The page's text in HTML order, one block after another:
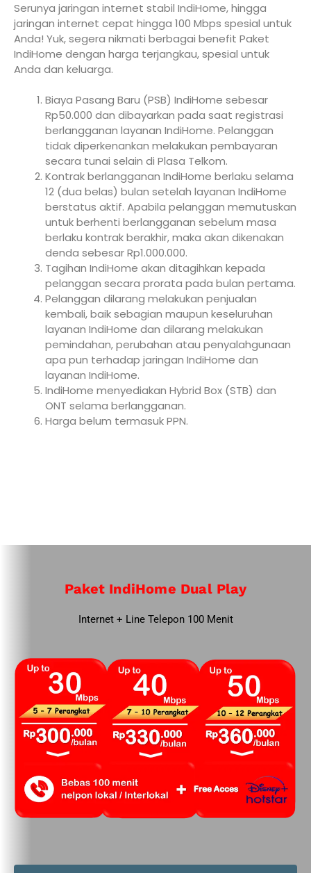
Serunya jaringan internet stabil IndiHome, hingga
jaringan internet cepat hingga 100 Mbps spesial untuk
Anda! Yuk, segera nikmati berbagai benefit Paket
IndiHome dengan harga terjangkau, spesial untuk
Anda dan keluarga.
Biaya Pasang Baru (PSB) IndiHome sebesar
Rp50.000 dan dibayarkan pada saat registrasi
berlangganan layanan IndiHome. Pelanggan
tidak diperkenankan melakukan pembayaran
secara tunai selain di Plasa Telkom.
Kontrak berlangganan IndiHome berlaku selama
12 (dua belas) bulan setelah layanan IndiHome
berstatus aktif. Apabila pelanggan memutuskan
untuk berhenti berlangganan sebelum masa
berlaku kontrak berakhir, maka akan dikenakan
denda sebesar Rp1.000.000.
Tagihan IndiHome akan ditagihkan kepada
pelanggan secara prorata pada bulan pertama.
Pelanggan dilarang melakukan penjualan
kembali, baik sebagian maupun keseluruhan
layanan IndiHome dan dilarang melakukan
pemindahan, perubahan atau penyalahgunaan
apa pun terhadap jaringan IndiHome dan
layanan IndiHome.
IndiHome menyediakan Hybrid Box (STB) dan
ONT selama berlangganan.
Harga belum termasuk PPN.
Paket IndiHome Dual Play
Internet + Line Telepon 100 Menit